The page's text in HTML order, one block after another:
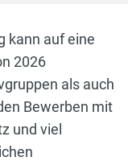
kann auf eine
2026
als auch
Bewerben mit
und viel